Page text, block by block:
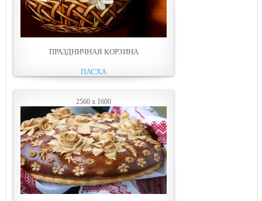
ПРАЗДНИЧНАЯ КОРЗИНА
ПАСХА
2560 x 1600